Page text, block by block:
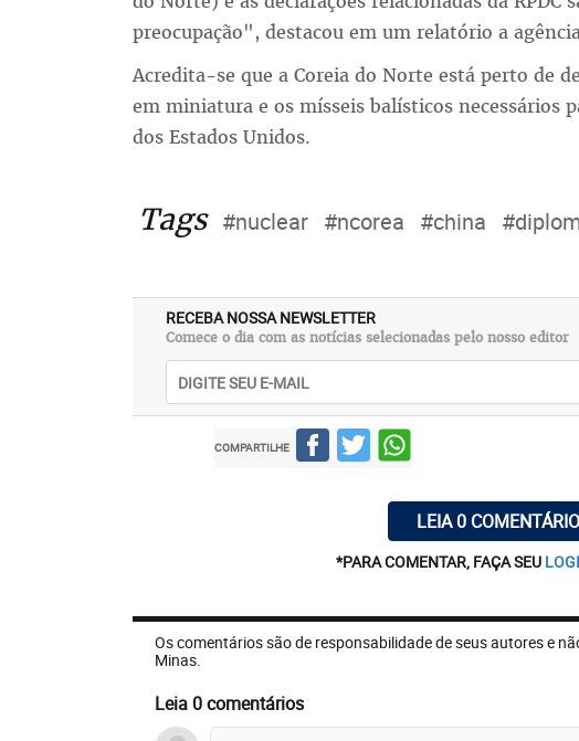
preocupação", destacou em um relatório a
Acredita-se que a Coreia do Norte está perto de
em miniatura e os mísseis balísticos necessários
dos Estados Unidos.
Tags #nuclear #ncorea #china
RECEBA NOSSA NEWSLETTER
Comece o dia com as notícias selecionadas pelo nosso editor
COMPARTILHE
LEIA 0
*PARA COMENTAR, FAÇA SEU
Os comentários são de responsabilidade de seus autores e
Minas.
Leia 0 comentários